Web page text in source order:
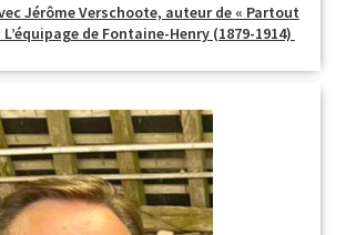
Jérôme Verschoote, auteur de « Partout
L’équipage de Fontaine-Henry (1879-1914)